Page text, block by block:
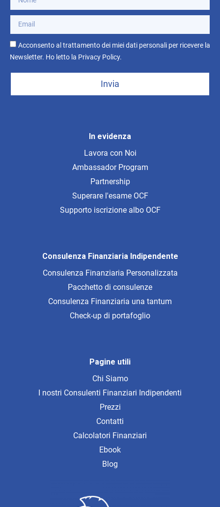
Pagine utili
Chi Siamo
I nostri Consulenti Finanziari Indipendenti
Prezzi
Contatti
Calcolatori Finanziari
Ebook
Blog
Consulenza Finanziaria Indipendente
Consulenza Finanziaria Personalizzata
Pacchetto di consulenze
Consulenza Finanziaria una tantum
Check-up di portafoglio
In evidenza
Lavora con Noi
Ambassador Program
Partnership
Superare l'esame OCF
Supporto iscrizione albo OCF
Acconsento al trattamento dei miei dati personali per ricevere la
Newsletter. Ho letto la Privacy Policy.
Invia